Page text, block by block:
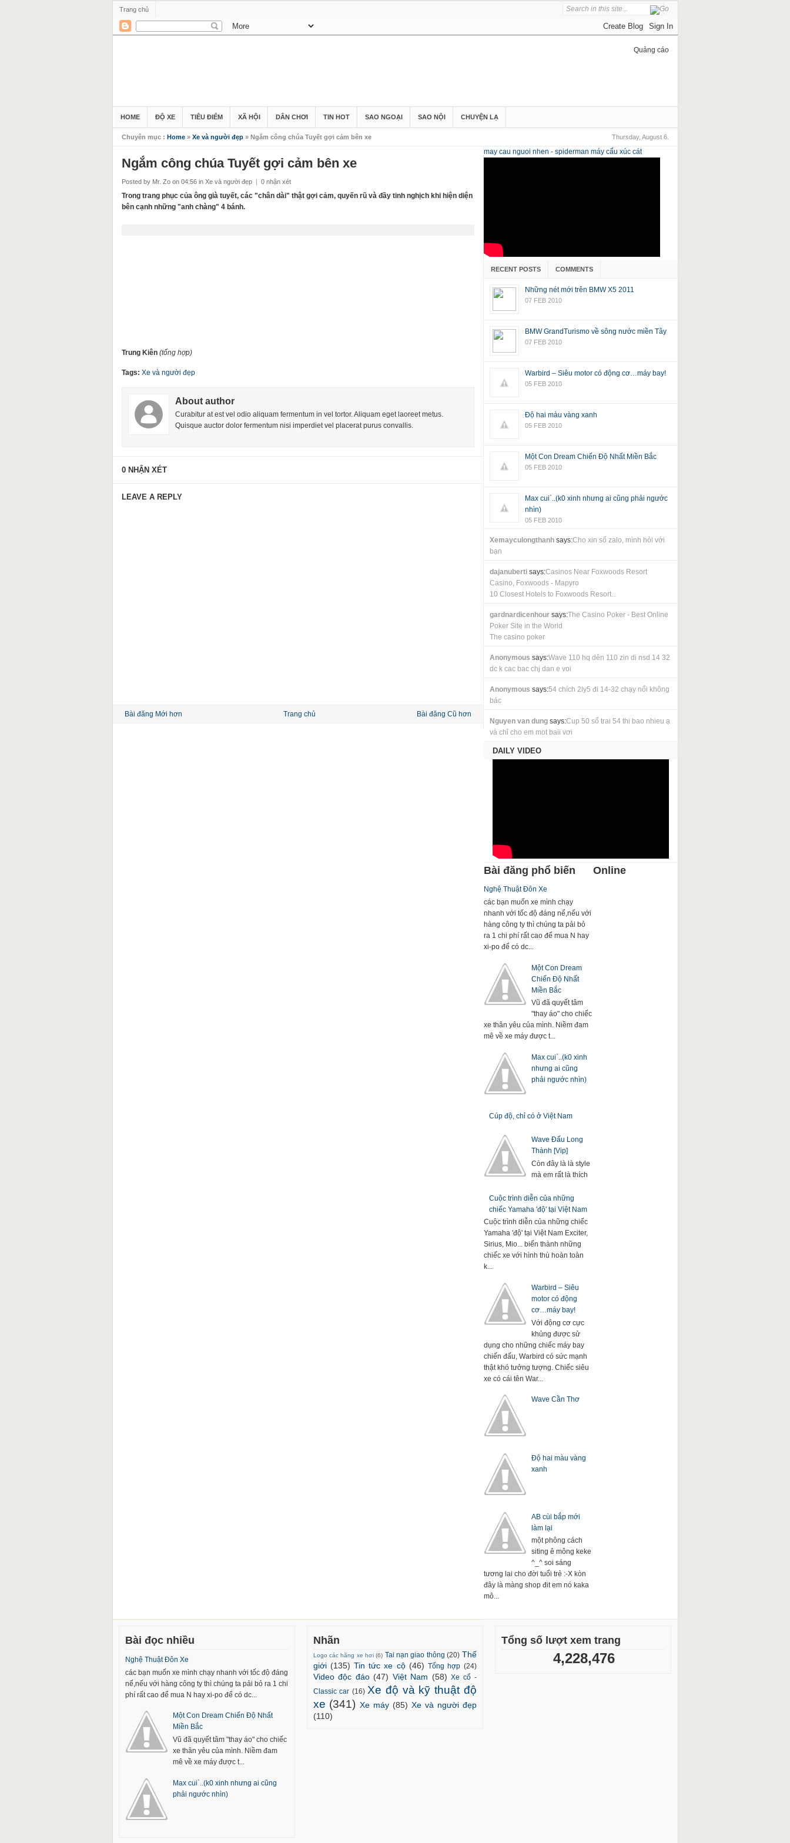
Trang chủ
Quảng cáo
HOME ĐỘ XE TIÊU ĐIỂM XÃ HỘI DÂN CHƠI TIN HOT SAO NGOẠI SAO NỘI CHUYỆN LẠ
Thursday, August 6.
Chuyên mục : Home» Xe và người đẹp» Ngắm công chúa Tuyết gợi cảm bên xe
Ngắm công chúa Tuyết gợi cảm bên xe
Posted by Mr. Zo on 04:56 in Xe và người đẹp | 0 nhận xét
Trong trang phục của ông già tuyết, các "chân dài" thật gợi cảm, quyến rũ và đầy tinh nghịch khi hiện diện
bên cạnh những "anh chàng" 4 bánh.
Trung Kiên (tổng hợp)
Tags: Xe và người đẹp
About author
Curabitur at est vel odio aliquam fermentum in vel tortor. Aliquam eget laoreet metus.
Quisque auctor dolor fermentum nisi imperdiet vel placerat purus convallis.
0 NHẬN XÉT
LEAVE A REPLY
Bài đăng Mới hơn Bài đăng Cũ hơn
Trang chủ
may cau nguoi nhen - spiderman máy cẩu xúc cát
RECENT POSTS COMMENTS
Những nét mới trên BMW X5 2011
07 FEB 2010
BMW GrandTurismo về sông nước miền Tây
07 FEB 2010
Warbird – Siêu motor có động cơ…máy bay!
05 FEB 2010
Độ hai màu vàng xanh
05 FEB 2010
Một Con Dream Chiến Độ Nhất Miền Bắc
05 FEB 2010
Max cui`..(k0 xinh nhưng ai cũng phải ngước
nhìn)
05 FEB 2010
Xemayculongthanhsays:Cho xin số zalo, mình hỏi với
bạn
dajanubertisays:Casinos Near Foxwoods Resort
Casino, Foxwoods - Mapyro
10 Closest Hotels to Foxwoods Resort...
gardnardicenhoursays:The Casino Poker - Best Online
Poker Site in the World
The casino poker
Anonymous says:Wave 110 hq dên 110 zin di nsd 14 32
dc k cac bac chj dan e voi
Anonymous says:54 chích 2ly5 đi 14-32 chạy nổi không
bác
Nguyen van dungsays:Cup 50 sổ trai 54 thi bao nhieu ạ
và chỉ cho em mot baii vơi
DAILY VIDEO
Bài đăng phổ biến
Nghệ Thuật Đôn Xe
các bạn muốn xe mình chạy
nhanh với tốc độ đáng nể,nếu với
hàng công ty thì chúng ta pải bỏ
ra 1 chi phí rất cao để mua N hay
xi-po để có dc...
Một Con Dream
Chiến Độ Nhất
Miền Bắc
Vũ đã quyết tâm
"thay áo" cho chiếc
xe thân yêu của mình. Niềm đam
mê về xe máy được t...
Max cui`..(k0 xinh
nhưng ai cũng
phải ngước nhìn)
Cúp độ, chỉ có ở Việt Nam
Wave Đấu Long
Thành [Vip]
Còn đây là là style
mà em rất là thích
Cuộc trình diễn của những
chiếc Yamaha 'độ' tại Việt Nam
Cuộc trình diễn của những chiếc
Yamaha 'độ' tại Việt Nam Exciter,
Sirius, Mio... biến thành những
chiếc xe với hình thù hoàn toàn
k...
Warbird – Siêu
motor có động
cơ…máy bay!
Với động cơ cực
khủng được sử
dụng cho những chiếc máy bay
chiến đấu, Warbird có sức mạnh
thật khó tưởng tượng. Chiếc siêu
xe có cái tên War...
Wave Cần Thơ
Độ hai màu vàng
xanh
AB cùi bắp mới
làm lại
một phông cách
siting ê mông keke
^_^ soi sáng
tương lai cho đời tuổi trẻ :-X kòn
đây là màng shop đit em nó kaka
mô...
Online
Bài đọc nhiều
Nghệ Thuật Đôn Xe
các bạn muốn xe mình chạy nhanh với tốc độ đáng
nể,nếu với hàng công ty thì chúng ta pải bỏ ra 1 chi
phí rất cao để mua N hay xi-po để có dc...
Một Con Dream Chiến Độ Nhất
Miền Bắc
Vũ đã quyết tâm "thay áo" cho chiếc
xe thân yêu của mình. Niềm đam
mê về xe máy được t...
Max cui`..(k0 xinh nhưng ai cũng
phải ngước nhìn)
Nhãn
Logo các hãng xe hơi (6) Tai nạn giao thông (20) Thế
giới (135) Tin tức xe cộ (46) Tổng hợp (24)
Video độc đáo (47) Việt Nam (58) Xe cổ -
Classic car (16) Xe độ và kỹ thuật độ
xe (341) Xe máy (85) Xe và người đẹp
(110)
Tổng số lượt xem trang
4,228,476